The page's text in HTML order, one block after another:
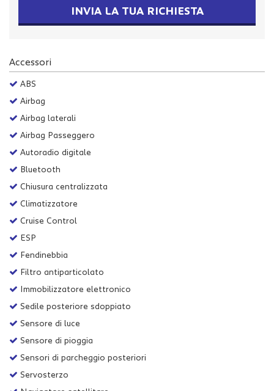
INVIA LA TUA RICHIESTA
Accessori
ABS
Airbag
Airbag laterali
Airbag Passeggero
Autoradio digitale
Bluetooth
Chiusura centralizzata
Climatizzatore
Cruise Control
ESP
Fendinebbia
Filtro antiparticolato
Immobilizzatore elettronico
Sedile posteriore sdoppiato
Sensore di luce
Sensore di pioggia
Sensori di parcheggio posteriori
Servosterzo
la
le
impostazioni